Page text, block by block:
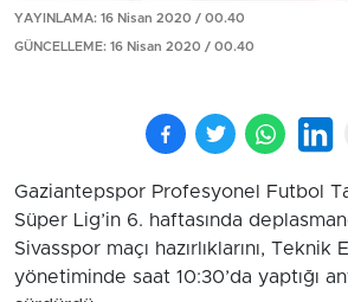
YAYINLAMA: 16 Nisan 2020 / 00.40
GÜNCELLEME: 16 Nisan 2020 / 00.40
Gaziantepspor Profesyonel Futbol
Süper Lig’in 6. haftasında
Sivasspor maçı hazırlıklarını, Teknik
yönetiminde saat 10:30’da yaptığı